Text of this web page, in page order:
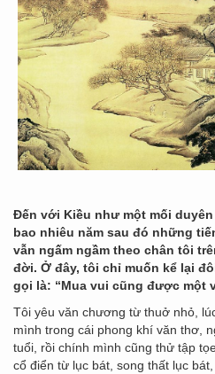
Đến với Kiều như một mối
bao nhiêu năm sau đó những
vẫn ngấm ngầm theo chân tôi
đời. Ở đây, tôi chỉ muốn kể lại
gọi là: “Mua vui cũng được một
Tôi yêu văn chương từ thuở nhỏ,
mình trong cái phong khí văn thơ,
tuổi, rồi chính mình cũng thử tập
cổ điển từ lục bát, song thất lục